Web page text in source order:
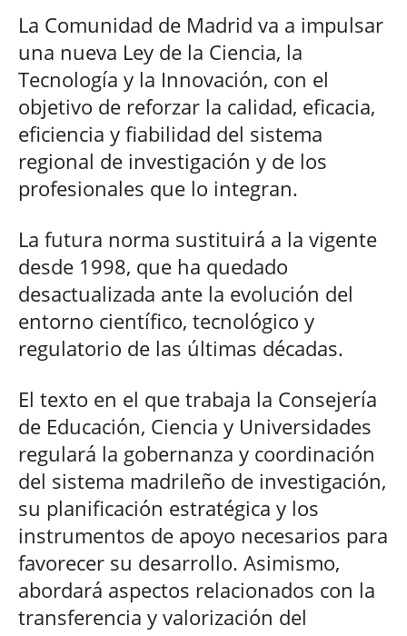
La Comunidad de Madrid va a impulsar
una nueva Ley de la Ciencia, la
Tecnología y la Innovación, con el
objetivo de reforzar la calidad, eficacia,
eficiencia y fiabilidad del sistema
regional de investigación y de los
profesionales que lo integran.
La futura norma sustituirá a la vigente
desde 1998, que ha quedado
desactualizada ante la evolución del
entorno científico, tecnológico y
regulatorio de las últimas décadas.
El texto en el que trabaja la Consejería
de Educación, Ciencia y Universidades
regulará la gobernanza y coordinación
del sistema madrileño de investigación,
su planificación estratégica y los
instrumentos de apoyo necesarios para
favorecer su desarrollo. Asimismo,
abordará aspectos relacionados con la
transferencia y valorización del